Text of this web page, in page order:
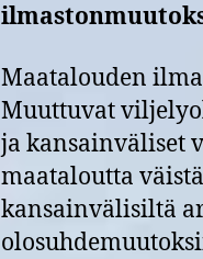
Maatalouden
Muuttuvat
ja kansainväliset
maataloutta
kansainvälisiltä